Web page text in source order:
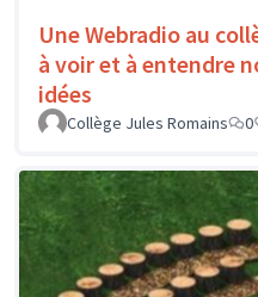
Une Webradio au
à voir et à entendre
idées
Collège Jules Romains 0